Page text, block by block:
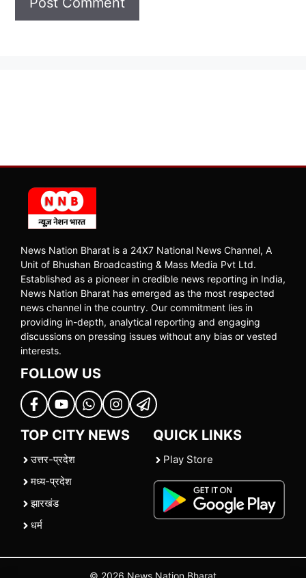
News Nation Bharat is a 24X7 National News Channel, A
Unit of Bhushan Broadcasting & Mass Media Pvt Ltd.
Established as a pioneer in credible news reporting in India,
News Nation Bharat has emerged as the most respected
news channel in the country. Our commitment lies in
providing in-depth, analytical reporting and engaging
discussions on pressing issues without any bias or vested
interests.
FOLLOW US
TOP CITY NEWS
उत्तर-प्रदेश
मध्य-प्रदेश
झारखंड
धर्म
QUICK LINKS
Play Store